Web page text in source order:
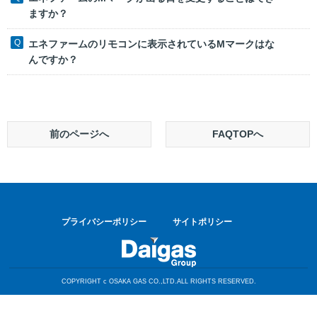
ますか？
エネファームのリモコンに表示されているMマークはな
んですか？
前のページへ FAQTOPへ
プライバシーポリシー サイトポリシー
COPYRIGHT c OSAKA GAS CO.,LTD.ALL RIGHTS RESERVED.